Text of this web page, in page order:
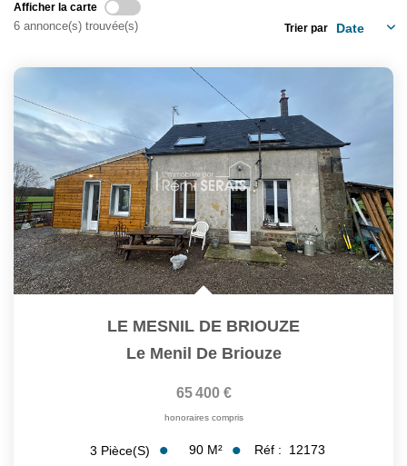
Assurance
Extranet
NOS AGENCES
Plus de critères
Afficher la carte
6 annonce(s) trouvée(s) Trier par
LE MESNIL DE BRIOUZE
Le Menil De Briouze
65 400 €
honoraires compris
3 Pièce(s) 90 M² Réf : 12173